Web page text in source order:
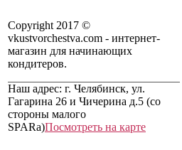
Copyright 2017 ©
vkustvorchestva.com - интернет-
магазин для начинающих
кондитеров.
Наш адрес: г. Челябинск, ул.
Гагарина 26 и Чичерина д.5 (со
стороны малого
SPARa)Посмотреть на карте